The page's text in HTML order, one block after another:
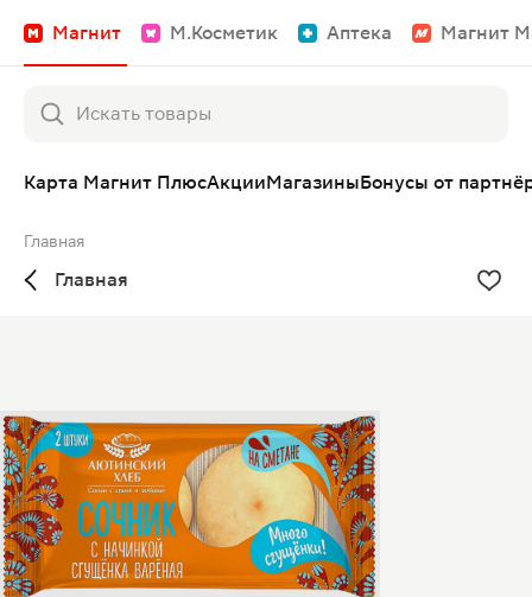
Магнит М.Косметик Аптека Магнит
Карта Магнит ПлюсАкцииМагазиныБонусы от
Главная
Главная